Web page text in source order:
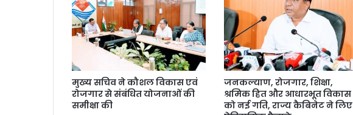
मुख्य सचिव ने कौशल विकास एवं
रोजगार से संबंधित योजनाओं की
समीक्षा की
जनकल्याण, रोजगार, शिक्षा,
श्रमिक हित और आधारभूत विकास
को नई गति, राज्य कैबिनेट ने लिए